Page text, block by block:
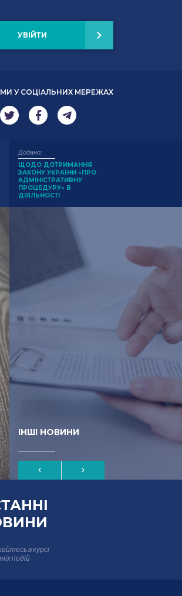
УВІЙТИ
МИ У СОЦІАЛЬНИХ МЕРЕЖАХ
Додано:
ЩОДО ДОТРИМАННЯ
ЗАКОНУ УКРАЇНИ «ПРО
АДМІНІСТРАТИВНУ
ПРОЦЕДУРУ» В
ДІЯЛЬНОСТІ
ІНШІ НОВИНИ
в курсі
подій